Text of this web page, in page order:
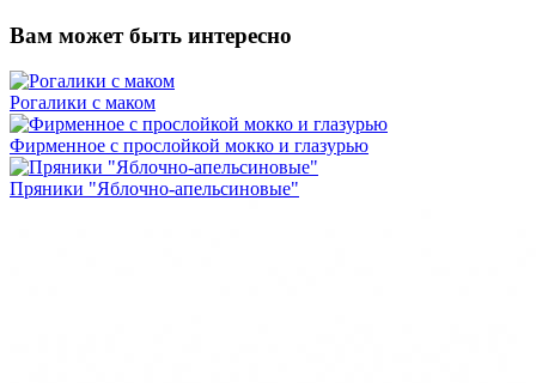
Вам может быть интересно
Рогалики с маком
Фирменное с прослойкой мокко и глазурью
Пряники "Яблочно-апельсиновые"